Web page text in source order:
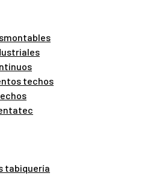
techos
tabiquería